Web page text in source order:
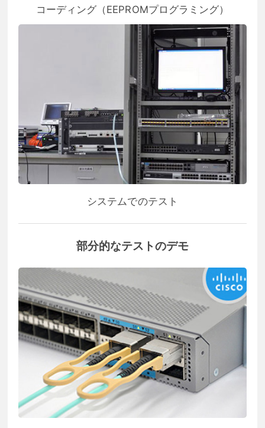
コーディング（EEPROMプログラミング）
システムでのテスト
部分的なテストのデモ